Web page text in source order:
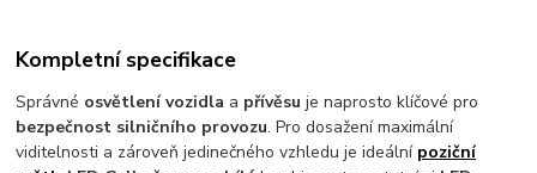
Kompletní specifikace
Správné osvětlení vozidla a přívěsu je naprosto klíčové pro
bezpečnost silničního provozu. Pro dosažení maximální
viditelnosti a zároveň jedinečného vzhledu je ideální poziční